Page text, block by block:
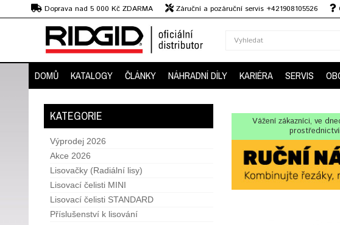
Doprava nad 5 000 Kč ZDARMA Záruční a pozáruční servis +421908105526
Předvedení strojů
DOMŮ KATALOGY ČLÁNKY NÁHRADNÍ DÍLY KARIÉRA SERVIS
KATEGORIE
Výprodej 2026
Akce 2026
Lisovačky (Radiální lisy)
Lisovací čelisti MINI
Lisovací čelisti STANDARD
Příslušenství k lisování
Vážení zákazníci, ve